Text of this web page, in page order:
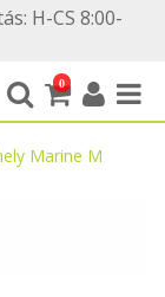
H-CS 8:00-
0
Marine M